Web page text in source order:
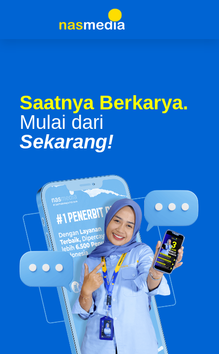
Saatnya Berkarya.
Mulai dari
Sekarang!